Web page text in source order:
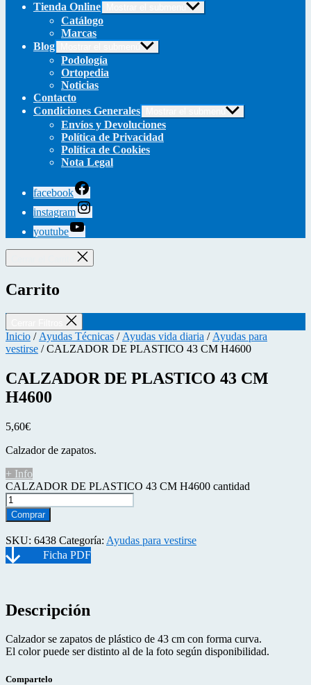
Tienda Online
Catálogo
Marcas
Blog
Podología
Ortopedia
Noticias
Contacto
Condiciones Generales
Envíos y Devoluciones
Política de Privacidad
Política de Cookies
Nota Legal
facebook
instagram
youtube
Carrito
Inicio / Ayudas Técnicas / Ayudas vida diaria / Ayudas para
vestirse / CALZADOR DE PLASTICO 43 CM H4600
CALZADOR DE PLASTICO 43 CM
H4600
5,60€
Calzador de zapatos.
+ Info
CALZADOR DE PLASTICO 43 CM H4600 cantidad
Comprar
SKU: 6438 Categoría: Ayudas para vestirse
Descripción
Calzador se zapatos de plástico de 43 cm con forma curva.
El color puede ser distinto al de la foto según disponibilidad.
Compartelo